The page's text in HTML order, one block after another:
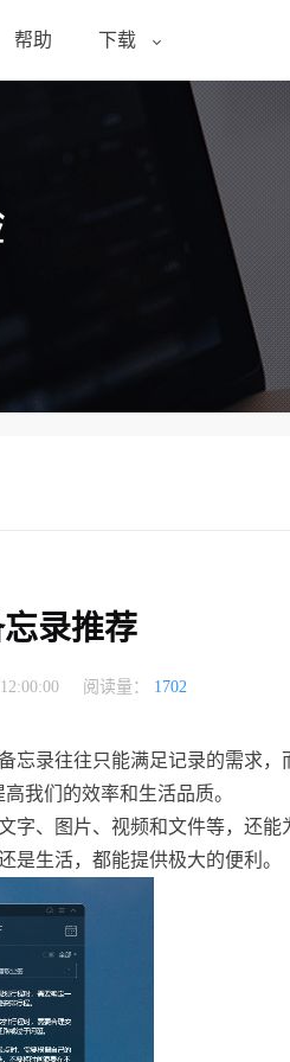
帮助 下载
录推荐
阅读量： 1702
忘录往往只能满足记录的需求，
我们的效率和生活品质。
字、图片、视频和文件等，还能
生活，都能提供极大的便利。